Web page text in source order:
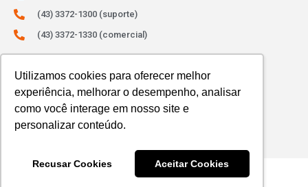
Utilizamos cookies para oferecer melhor
experiência, melhorar o desempenho, analisar
como você interage em nosso site e
personalizar conteúdo.
Recusar Cookies Aceitar Cookies
(43) 3372-1300 (suporte)
(43) 3372-1330 (comercial)
ATENDIMENTO:Segunda à sexta.
Das 8h às 12h e das 13h às 18h.
© 2023 SIBRAX. Todos os direitos reservados.